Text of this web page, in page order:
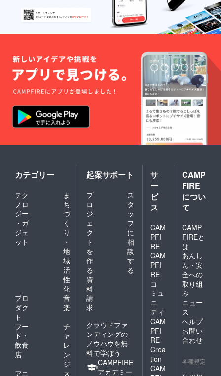
カテゴリー
テク
ノロ
ジー
・ガ
ジェ
ット
ま
ち
づ
く
り
・
地
域
活
性
化
プロ
ダク
ト
音
楽
フー
ド・
飲食
店
チ
ャ
レ
ン
ジ
アニ
ス
起案サポート
プ
ロ
ジ
ェ
ク
ト
を
作
る
ス
タ
ッ
フ
に
相
談
す
る
資
料
請
求
クラウドファ
ンディングの
ノウハウを無
料で学ぼう
CAMPFIRE
アカデミー
サ
ー
ビ
ス
CAM
PFI
RE
CAM
PFI
RE
コ
ミュ
ニ
ティ
CAM
PFI
RE
Crea
tion
CAM
CAMP
FIRE
につい
て
CAMP
FIREと
は
あんし
ん・安
全への
取り組
み
ニュー
ス
ヘルプ
お問い
合わせ
各種規定